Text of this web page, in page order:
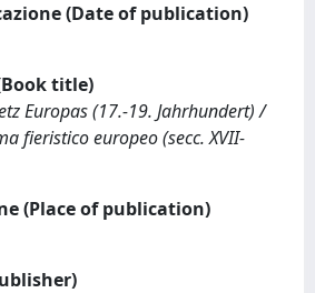
(Date of publication)
title)
Europas (17.-19. Jahrhundert) /
fieristico europeo (secc. XVII-
(Place of publication)